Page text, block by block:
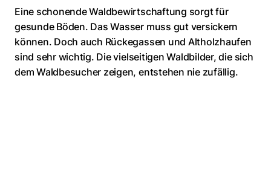
Eine schonende Waldbewirtschaftung sorgt für
gesunde Böden. Das Wasser muss gut versickern
können. Doch auch Rückegassen und Altholzhaufen
sind sehr wichtig. Die vielseitigen Waldbilder, die sich
dem Waldbesucher zeigen, entstehen nie zufällig.